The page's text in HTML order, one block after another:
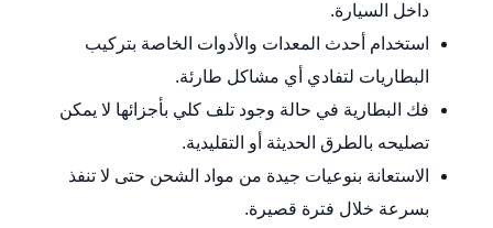
داخل السيارة.
استخدام أحدث المعدات والأدوات الخاصة بتركيب
البطاريات لتفادي أي مشاكل طارئة.
فك البطارية في حالة وجود تلف كلي بأجزائها لا يمكن
تصليحه بالطرق الحديثة أو التقليدية.
الاستعانة بنوعيات جيدة من مواد الشحن حتى لا تنفذ
بسرعة خلال فترة قصيرة.